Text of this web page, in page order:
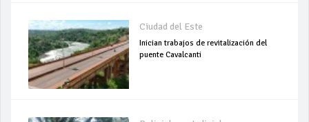
Ciudad del Este
Inician trabajos de revitalización del
puente Cavalcanti